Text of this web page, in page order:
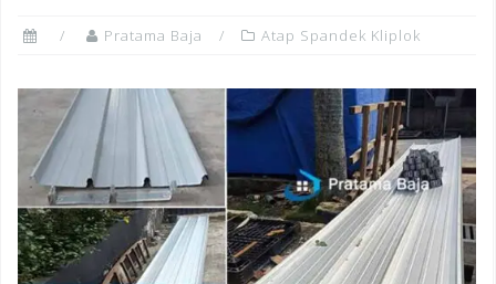
Pratama Baja Atap Spandek Kliplok